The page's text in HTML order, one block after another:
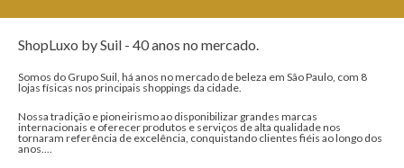
ShopLuxo by Suil - 40 anos no mercado.
Somos do Grupo Suil, há anos no mercado de beleza em São Paulo, com 8
lojas físicas nos principais shoppings da cidade.
Nossa tradição e pioneirismo ao disponibilizar grandes marcas
internacionais e oferecer produtos e serviços de alta qualidade nos
tornaram referência de excelência, conquistando clientes fiéis ao longo dos
anos....